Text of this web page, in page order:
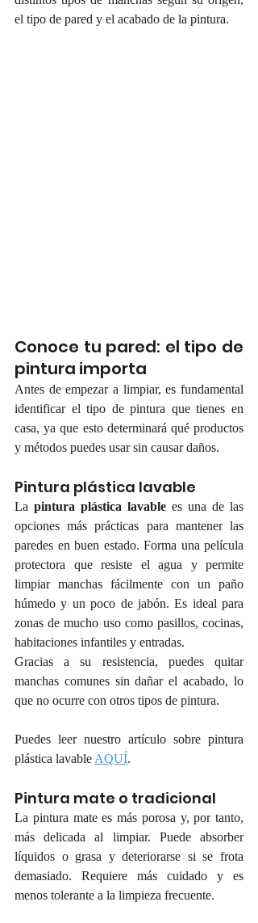
el tipo de pared y el acabado de la pintura.
Conoce tu pared: el tipo de
pintura importa
Antes de empezar a limpiar, es fundamental
identificar el tipo de pintura que tienes en
casa, ya que esto determinará qué productos
y métodos puedes usar sin causar daños.
Pintura plástica lavable
La pintura plástica lavable es una de las
opciones más prácticas para mantener las
paredes en buen estado. Forma una película
protectora que resiste el agua y permite
limpiar manchas fácilmente con un paño
húmedo y un poco de jabón. Es ideal para
zonas de mucho uso como pasillos, cocinas,
habitaciones infantiles y entradas.
Gracias a su resistencia, puedes quitar
manchas comunes sin dañar el acabado, lo
que no ocurre con otros tipos de pintura.
Puedes leer nuestro artículo sobre pintura
plástica lavable AQUÍ.
Pintura mate o tradicional
La pintura mate es más porosa y, por tanto,
más delicada al limpiar. Puede absorber
líquidos o grasa y deteriorarse si se frota
demasiado. Requiere más cuidado y es
menos tolerante a la limpieza frecuente.